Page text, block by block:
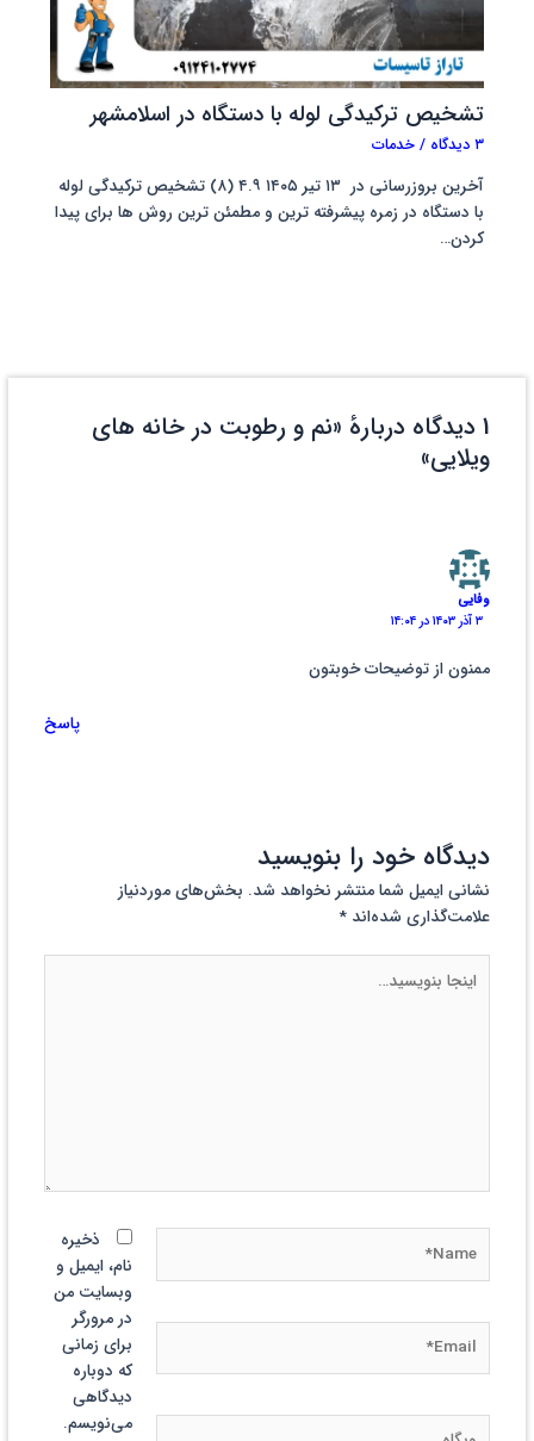
تشخیص ترکیدگی لوله با دستگاه در اسلامشهر
۳ دیدگاه / خدمات
آخرین بروزرسانی در ۱۳ تیر ۱۴۰۵ ۴.۹ (۸) تشخیص ترکیدگی لوله
با دستگاه در زمره پیشرفته ترین و مطمئن ترین روش ها برای پیدا
کردن…
1 دیدگاه دربارهٔ «نم و رطوبت در خانه های
ویلایی»
وفایی
۳ آذر ۱۴۰۳ در ۱۴:۰۴
ممنون از توضیحات خوبتون
پاسخ
دیدگاه‌ خود را بنویسید
نشانی ایمیل شما منتشر نخواهد شد. بخش‌های موردنیاز
علامت‌گذاری شده‌اند *
بنویسید…
وبگاه
ذخیره
نام، ایمیل و
وبسایت من
در مرورگر
برای زمانی
که دوباره
دیدگاهی
می‌نویسم.